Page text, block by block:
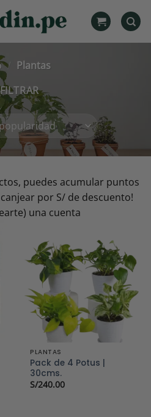
/
Plantas
FILTRAR
puedes acumular puntos
por S/ de descuento!
una cuenta
PLANTAS
Pack de 4 Potus |
30cms.
S/240.00